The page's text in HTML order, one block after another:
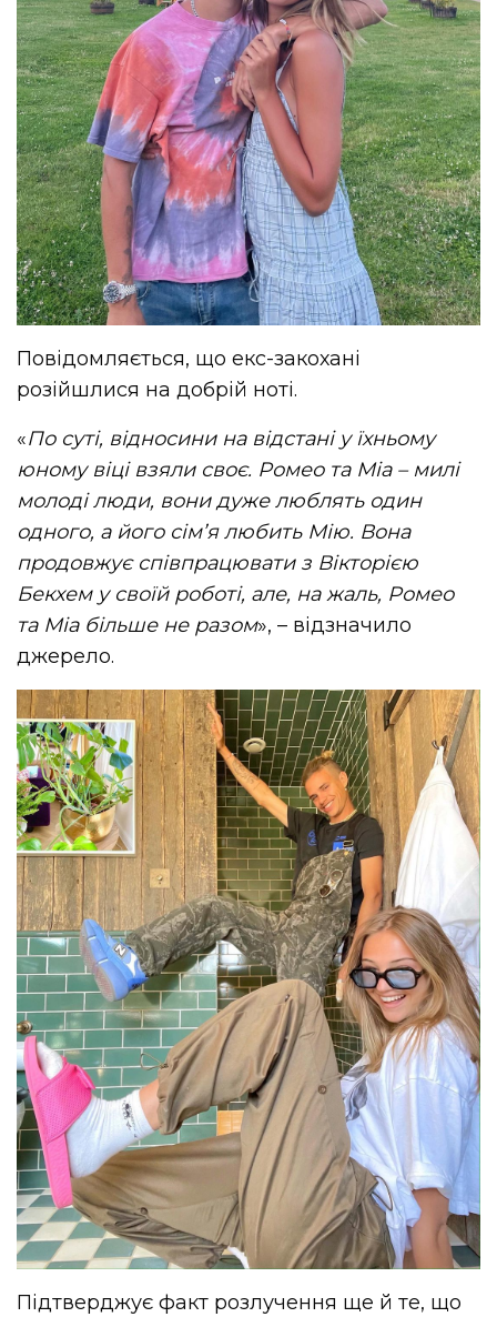
Повідомляється, що екс-закохані
розійшлися на добрій ноті.
«По суті, відносини на відстані у їхньому
юному віці взяли своє. Ромео та Міа – милі
молоді люди, вони дуже люблять один
одного, а його сім’я любить Мію. Вона
продовжує співпрацювати з Вікторією
Бекхем у своїй роботі, але, на жаль, Ромео
та Міа більше не разом», – відзначило
джерело.
Підтверджує факт розлучення ще й те, що